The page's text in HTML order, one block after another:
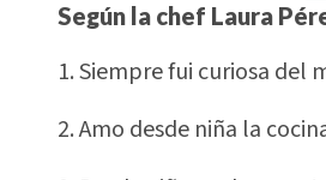
Según la chef Laura
1. Siempre fui curiosa del
2. Amo desde niña la